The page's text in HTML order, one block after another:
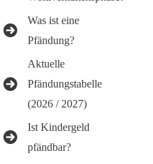
Was ist eine
Pfändung?
Aktuelle
Pfändungstabelle
(2026 / 2027)
Ist Kindergeld
pfändbar?